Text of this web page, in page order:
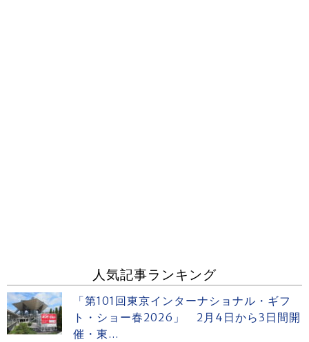
人気記事ランキング
「第101回東京インターナショナル・ギフ
ト・ショー春2026」 2月4日から3日間開
催・東...